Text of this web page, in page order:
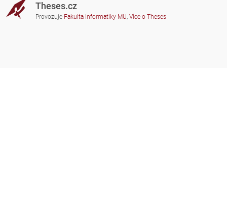
Theses.cz
Provozuje Fakulta informatiky MU, Více o Theses